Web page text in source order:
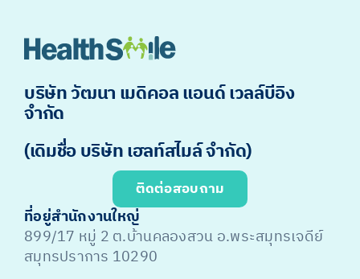
บริษัท วัฒนา เมดิคอล แอนด์ เวลล์บีอิง
จำกัด
(เดิมชื่อ บริษัท เฮลท์สไมล์ จำกัด)
ติดต่อสอบถาม
ที่อยู่สำนักงานใหญ่
899/17 หมู่ 2 ต.บ้านคลองสวน อ.พระสมุทรเจดีย์
สมุทรปราการ 10290